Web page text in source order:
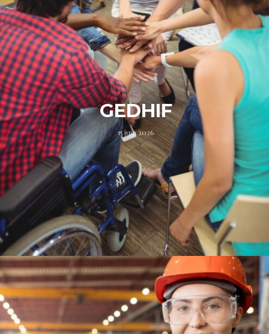
GEDHIF
15 juin 2026